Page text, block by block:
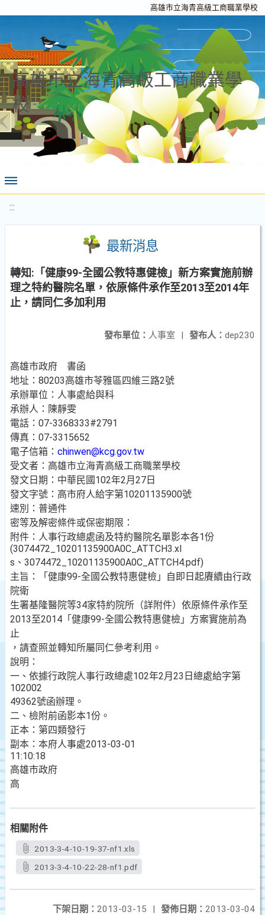
高雄市立海青高級工商職業學校
高雄市立海青高級工商職業學
校
:::
最新消息
轉知:「健康99-全國公教特惠健檢」新方案實施前辦
理之特約醫院名單，依原條件承作至2013至2014年
止，請同仁多加利用
發布人： dep230
發布單位： 人事室 |
高雄市政府 書函
地址：80203高雄市苓雅區四維三路2號
承辦單位：人事處給與科
承辦人：陳靜雯
電話：07-3368333#2791
傳真：07-3315652
電子信箱： chinwen@kcg.gov.tw
受文者：高雄市立海青高級工商職業學校
發文日期：中華民國102年2月27日
發文字號：高市府人給字第10201135900號
速別：普通件
密等及解密條件或保密期限：
附件：人事行政總處函及特約醫院名單影本各1份
(3074472_10201135900A0C_ATTCH3.xl
s、3074472_10201135900A0C_ATTCH4.pdf)
主旨：「健康99-全國公教特惠健檢」自即日起賡續由行政
院衛
生署基隆醫院等34家特約院所（詳附件）依原條件承作至
2013至2014「健康99-全國公教特惠健檢」方案實施前為
止
，請查照並轉知所屬同仁參考利用。
說明：
一、依據行政院人事行政總處102年2月23日總處給字第
102002
49362號函辦理。
二、檢附前函影本1份。
正本：第四類發行
副本：本府人事處2013-03-01
11:10:18
高雄市政府
高
相關附件
2013-3-4-10-19-37-nf1.xls
2013-3-4-10-22-28-nf1.pdf
發佈日期： 2013-03-04
下架日期： 2013-03-15
|